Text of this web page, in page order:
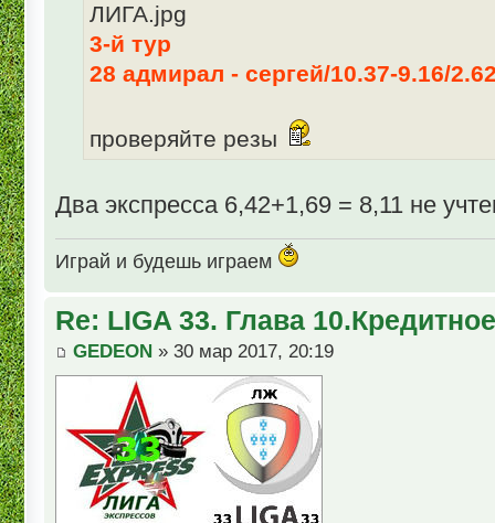
ЛИГА.jpg
3-й тур
28 адмирал - сергей/10.37-9.16/
проверяйте резы
Два экспресса 6,42+1,69 = 8,11 не
Играй и будешь играем
Re: LIGA 33. Глава
GEDEON » 30 мар 2017, 20:19